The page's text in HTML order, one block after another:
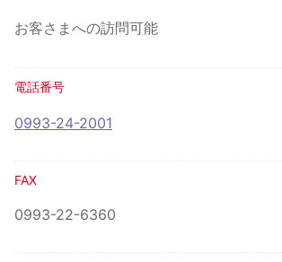
お客さまへの訪問可能
電話番号
0993-24-2001
FAX
0993-22-6360